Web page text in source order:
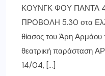
ΚΟΥΝΓΚ ΦΟΥ ΠΑΝΤΑ 4
ΠΡΟΒΟΛΗ 5.30 στα
θίασος του Άρη Αρμάου
θεατρική παράσταση
14/04, […]